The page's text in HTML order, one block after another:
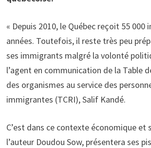
« Depuis 2010, le Québec reçoit 55
années. Toutefois, il reste très peu
ses immigrants malgré la volonté
l’agent en communication de la Table
des organismes au service des
immigrantes (TCRI), Salif Kandé.
C’est dans ce contexte économique et
l’auteur Doudou Sow, présentera ses